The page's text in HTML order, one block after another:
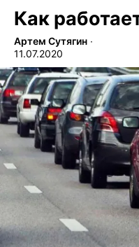
Как
Артем Сутягин ∙
11.07.2020